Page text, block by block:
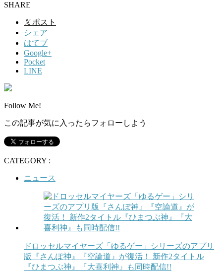
SHARE
𝕏 ポスト
シェア
はてブ
Google+
Pocket
LINE
Follow Me!
この記事が気に入ったらフォローしよう
CATEGORY :
ニュース
ドロッセルマイヤーズ「ゆるゲー」シリーズのアプリ
版『さんぽ神』『空論道』が復活！ 新作2タイトル
『ひまつぶ神』『大喜利神』も同時配信!!